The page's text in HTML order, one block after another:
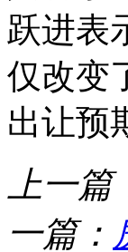
跃进表
仅改变
出让预
上一篇
一篇：